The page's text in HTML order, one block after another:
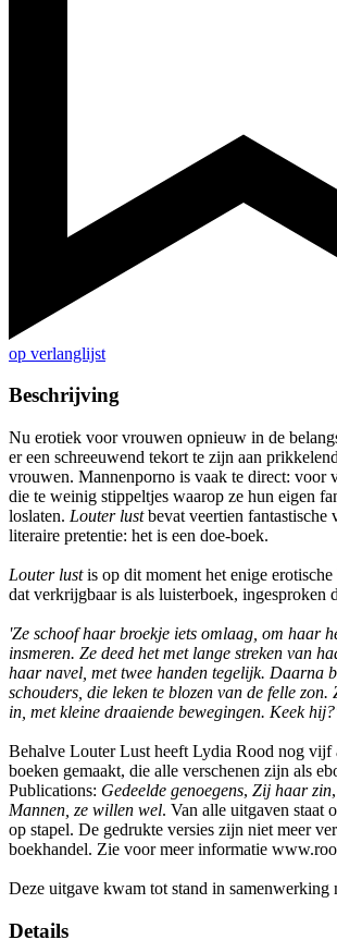
op verlanglijst
Beschrijving
Nu erotiek voor vrouwen opnieuw in de
er een schreeuwend tekort te zijn aan
vrouwen. Mannenporno is vaak te direct: voor
die te weinig stippeltjes waarop ze hun eigen
loslaten. Louter lustbevat veertien fantastische
literaire pretentie: het is een doe-boek.
Louter lustis op dit moment het enige
dat verkrijgbaar is als luisterboek, ingesproken
'Ze schoof haar broekje iets omlaag, om haar
insmeren. Ze deed het met lange streken van
haar navel, met twee handen tegelijk. Daarna
schouders, die leken te blozen van de felle zon.
in, met kleine draaiende bewegingen. Keek hij?'
Behalve Louter Lust heeft Lydia Rood nog vijf
boeken gemaakt, die alle verschenen zijn als
Publications: Gedeelde genoegens, Zij haar zin,
Mannen, ze willen wel. Van alle uitgaven staat
op stapel. De gedrukte versies zijn niet meer
boekhandel. Zie voor meer informatie
Deze uitgave kwam tot stand in samenwerking
Details